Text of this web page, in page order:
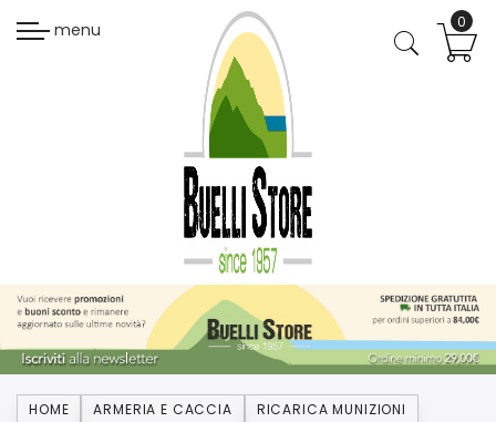
menu
HOME ARMERIA E CACCIA
RICARICA MUNIZIONI